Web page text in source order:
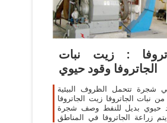
: زيت نبات
الجاتروفا وقود حيوي
شجرة تتحمل الظروف البيئية
نبات الجاتروفا زيت الجاتروفا
حيوي بديل للنفط وصف شجرة
زراعة الجاتروفا في المناطق